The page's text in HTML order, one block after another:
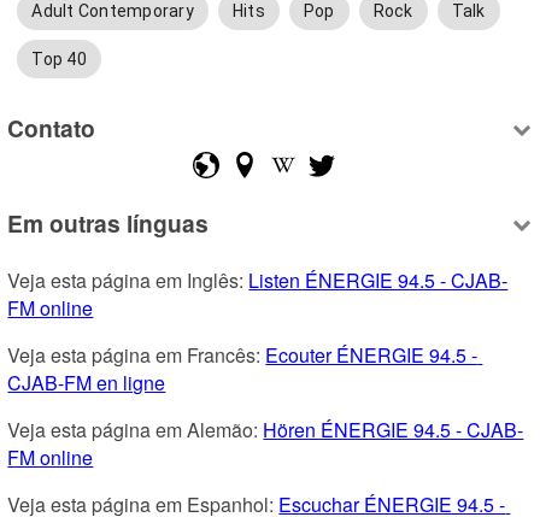
Adult Contemporary Hits Pop Rock Talk
Top 40
Contato
Em outras línguas
Veja esta página em Inglês: Listen ÉNERGIE 94.5 - CJAB-
FM online
Veja esta página em Francês: Ecouter ÉNERGIE 94.5 -
CJAB-FM en ligne
Veja esta página em Alemão: Hören ÉNERGIE 94.5 - CJAB-
FM online
Veja esta página em Espanhol: Escuchar ÉNERGIE 94.5 -